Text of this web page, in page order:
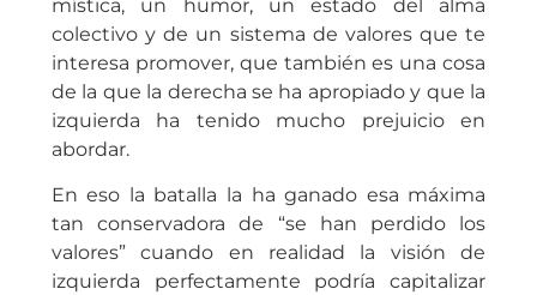
mística, un humor, un estado del alma
colectivo y de un sistema de valores que te
interesa promover, que también es una cosa
de la que la derecha se ha apropiado y que la
izquierda ha tenido mucho prejuicio en
abordar.
En eso la batalla la ha ganado esa máxima
tan conservadora de “se han perdido los
valores” cuando en realidad la visión de
izquierda perfectamente podría capitalizar